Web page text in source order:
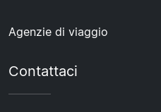
Agenzie di viaggio
Contattaci